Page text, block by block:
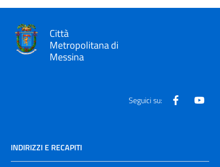
Città
Metropolitana di
Messina
Seguici su: Facebook
INDIRIZZI E RECAPITI